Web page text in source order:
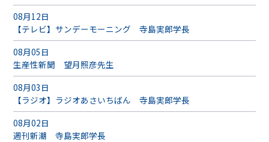
08月12日
【テレビ】サンデーモーニング 寺島実郎学長
08月05日
生産性新聞 望月照彦先生
08月03日
【ラジオ】ラジオあさいちばん 寺島実郎学長
08月02日
週刊新潮 寺島実郎学長